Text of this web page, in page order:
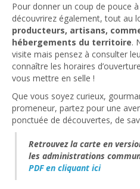
Pour donner un coup de pouce
découvrirez également, tout au
producteurs, artisans,
hébergements du territoire.
visite mais pensez à consulter
connaître les horaires
vous mettre en selle !
Que vous soyez curieux,
promeneur, partez pour une
ponctuée de découvertes, de
Retrouvez la carte en
les administrations
PDF en cliquant ici